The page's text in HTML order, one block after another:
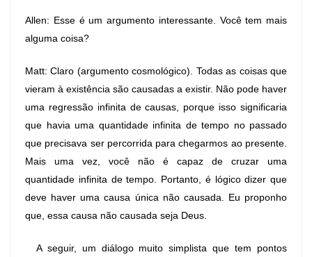
Allen: Esse é um argumento interessante. Você tem mais
alguma coisa?
Matt: Claro (argumento cosmológico). Todas as coisas que
vieram à existência são causadas a existir. Não pode haver
uma regressão infinita de causas, porque isso significaria
que havia uma quantidade infinita de tempo no passado
que precisava ser percorrida para chegarmos ao presente.
Mais uma vez, você não é capaz de cruzar uma
quantidade infinita de tempo. Portanto, é lógico dizer que
deve haver uma causa única não causada. Eu proponho
que, essa causa não causada seja Deus.
A seguir, um diálogo muito simplista que tem pontos